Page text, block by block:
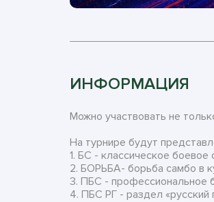
ИНФОРМАЦИЯ
Можно участвовать не
На турнире будут
1. БС - классическое боевое
2. БОРЬБА- борьба самбо в
3. ПБС - профессиональное
4. ПБС РГ - раздел «русский